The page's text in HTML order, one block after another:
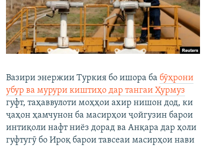
Вазири энержии Туркия бо ишора ба бӯҳрони
убур ва мурури киштиҳо дар тангаи Ҳурмуз
гуфт, таҳаввулоти моҳҳои ахир нишон дод, ки
ҷаҳон ҳамчунон ба масирҳои ҷойгузин барои
интиқоли нафт ниёз дорад ва Анқара дар ҳоли
гуфтугӯ бо Ироқ барои тавсеаи масирҳои нави